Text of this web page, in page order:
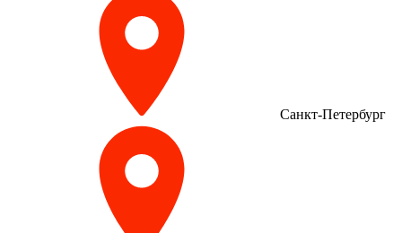
Санкт-Петербург